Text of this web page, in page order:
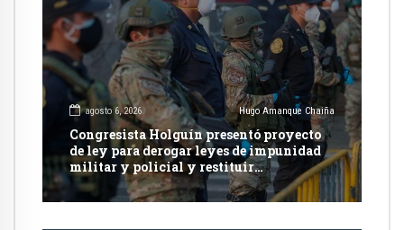
agosto 6, 2026 Hugo Amanque Chaiña
Congresista Holguín presentó proyecto
de ley para derogar leyes de impunidad
militar y policial y restituir
competencia de justicia ordinaria